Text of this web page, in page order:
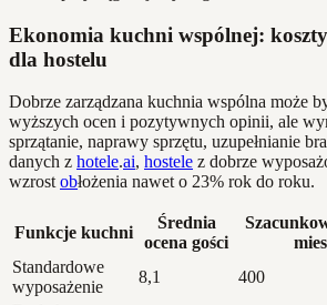
Ekonomia kuchni wspólnej: koszty
dla hostelu
Dobrze zarządzana kuchnia wspólna może
wyższych ocen i pozytywnych opinii, ale
sprzątanie, naprawy sprzętu, uzupełnianie
danych z hotele.ai, hostele z dobrze
wzrostobłożenia nawet o 23% rok do roku.
Funkcje kuchni
Średnia
ocena gości
Standardowe
wyposażenie
8,1
400